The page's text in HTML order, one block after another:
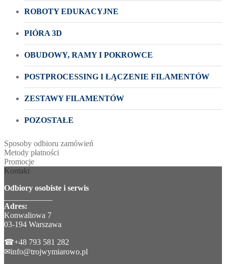
ROBOTY EDUKACYJNE
PIÓRA 3D
OBUDOWY, RAMY I POKROWCE
POSTPROCESSING I ŁĄCZENIE FILAMENTÓW
ZESTAWY FILAMENTÓW
POZOSTAŁE
Sposoby odbioru zamówień
Metody płatności
Promocje
Kontakt
Odbiory osobiste i serwis
Adres:
Konwaliowa 7
03-194 Warszawa
☎+48 793 581 282
✉info@trojwymiarowo.pl